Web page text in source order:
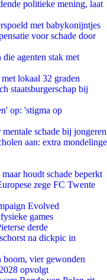
politieke mening, laat
met babykonijntjes
voor schade door
agenten stak met
lokaal 32 graden
staatsburgerschap bij
op: 'stigma op
schade bij jongeren
aan: extra mondelinge
houdt schade beperkt
zege FC Twente
Evolved
games
derde
na dickpic in
boom, vier gewonden
opvolgt